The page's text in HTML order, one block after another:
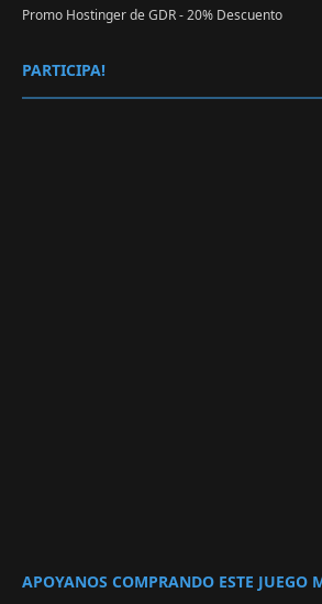
Promo Hostinger de GDR - 20% Descuento
PARTICIPA!
APOYANOS COMPRANDO ESTE JUEGO